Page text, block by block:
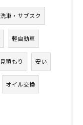
洗車・サブスク
軽自動車
見積もり 安い
オイル交換